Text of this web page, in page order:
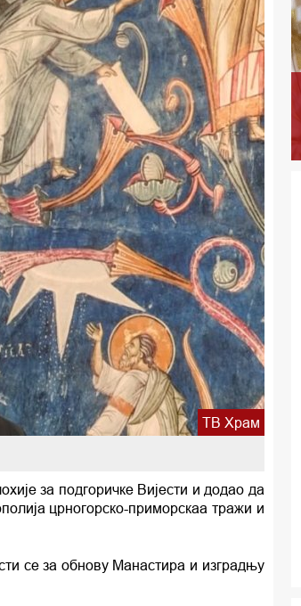
ТВ Храм
за подгоричке Вијести и додао да
црногорско-приморскаа тражи и
се за обнову Манастира и изградњу